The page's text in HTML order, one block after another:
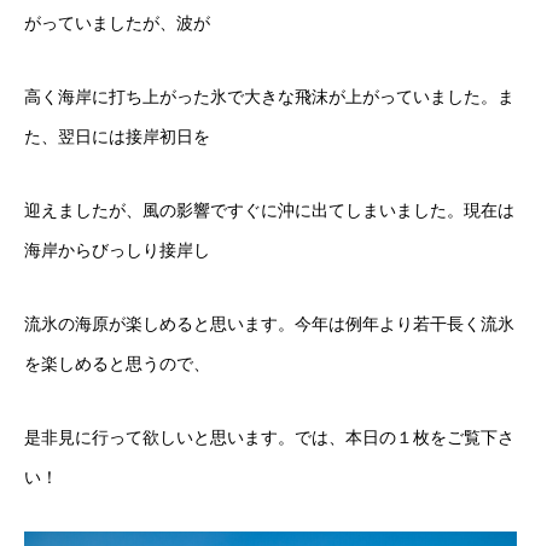
がっていましたが、波が
高く海岸に打ち上がった氷で大きな飛沫が上がっていました。ま
た、翌日には接岸初日を
迎えましたが、風の影響ですぐに沖に出てしまいました。現在は
海岸からびっしり接岸し
流氷の海原が楽しめると思います。今年は例年より若干長く流氷
を楽しめると思うので、
是非見に行って欲しいと思います。では、本日の１枚をご覧下さ
い！